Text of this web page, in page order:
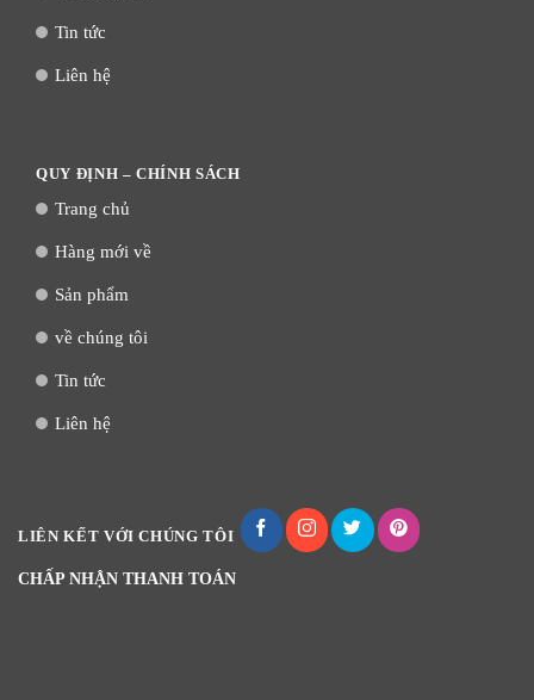
Tin tức
Liên hệ
QUY ĐỊNH – CHÍNH SÁCH
Trang chủ
Hàng mới về
Sản phẩm
về chúng tôi
Tin tức
Liên hệ
LIÊN KẾT VỚI CHÚNG TÔI
CHẤP NHẬN THANH TOÁN